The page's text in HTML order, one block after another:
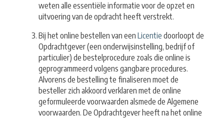
weten alle essentiële informatie voor de opzet en
uitvoering van de opdracht heeft verstrekt.
Bij het online bestellen van een Licentie doorloopt de
Opdrachtgever (een onderwijsinstelling, bedrijf of
particulier) de bestelprocedure zoals die online is
geprogrammeerd volgens gangbare procedures.
Alvorens de bestelling te finaliseren moet de
besteller zich akkoord verklaren met de online
geformuleerde voorwaarden alsmede de Algemene
voorwaarden. De Opdrachtgever heeft na het online